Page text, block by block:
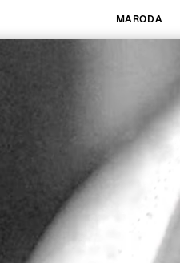
MARODA